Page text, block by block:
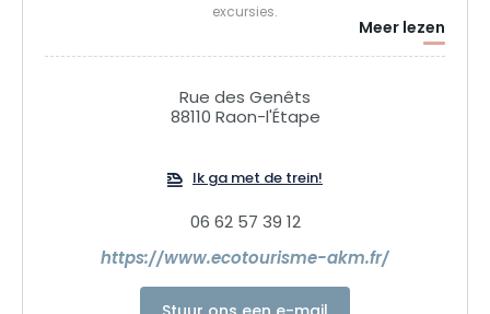
excursies.
Meer lezen
Rue des Genêts
88110 Raon-l'Étape
Ik ga met de trein!
06 62 57 39 12
https://www.ecotourisme-akm.fr/